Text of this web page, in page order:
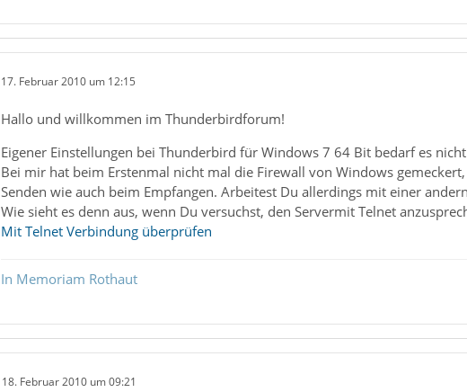
17. Februar 2010 um 12:15
Hallo und willkommen im Thunderbirdforum!
Eigener Einstellungen bei Thunderbird für Windows 7 64 Bit bedarf es
Bei mir hat beim Erstenmal nicht mal die Firewall von Windows
Senden wie auch beim Empfangen. Arbeitest Du allerdings mit einer
Wie sieht es denn aus, wenn Du versuchst, den Servermit Telnet
Mit Telnet Verbindung überprüfen
In Memoriam Rothaut
18. Februar 2010 um 09:21